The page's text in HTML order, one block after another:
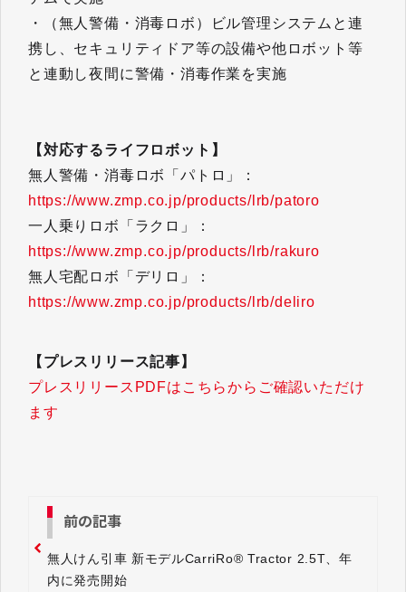
・（無人警備・消毒ロボ）ビル管理システムと連
携し、セキュリティドア等の設備や他ロボット等
と連動し夜間に警備・消毒作業を実施
【対応するライフロボット】
無人警備・消毒ロボ「パトロ」：
https://www.zmp.co.jp/products/lrb/patoro
一人乗りロボ「ラクロ」：
https://www.zmp.co.jp/products/lrb/rakuro
無人宅配ロボ「デリロ」：
https://www.zmp.co.jp/products/lrb/deliro
【プレスリリース記事】
プレスリリースPDFはこちらからご確認いただけ
ます
前の記事
無人けん引車 新モデルCarriRo® Tractor 2.5T、年
内に発売開始